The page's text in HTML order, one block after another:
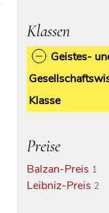
Klassen
Geistes-
Klasse
Preise
Balzan-Preis 1
Leibniz-Preis 2